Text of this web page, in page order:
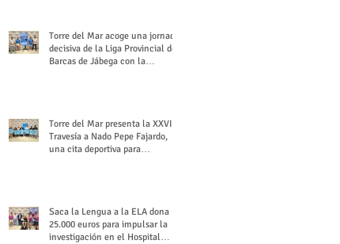
Torre del Mar acoge una jornada
decisiva de la Liga Provincial de
Barcas de Jábega con la
Torre del Mar presenta la XXVI
Travesía a Nado Pepe Fajardo,
una cita deportiva para
Saca la Lengua a la ELA dona
25.000 euros para impulsar la
investigación en el Hospital